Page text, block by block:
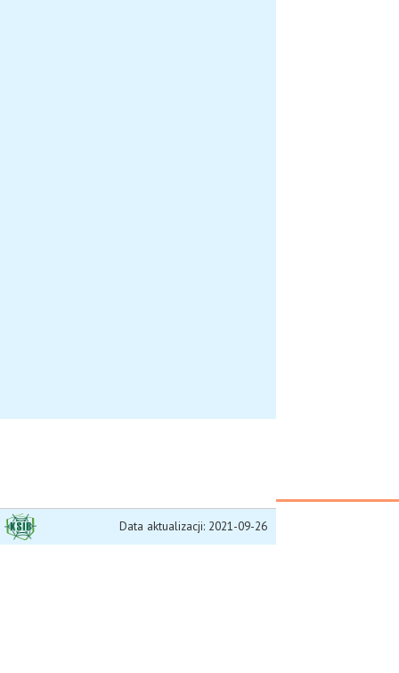
Data aktualizacji: 2021-09-26